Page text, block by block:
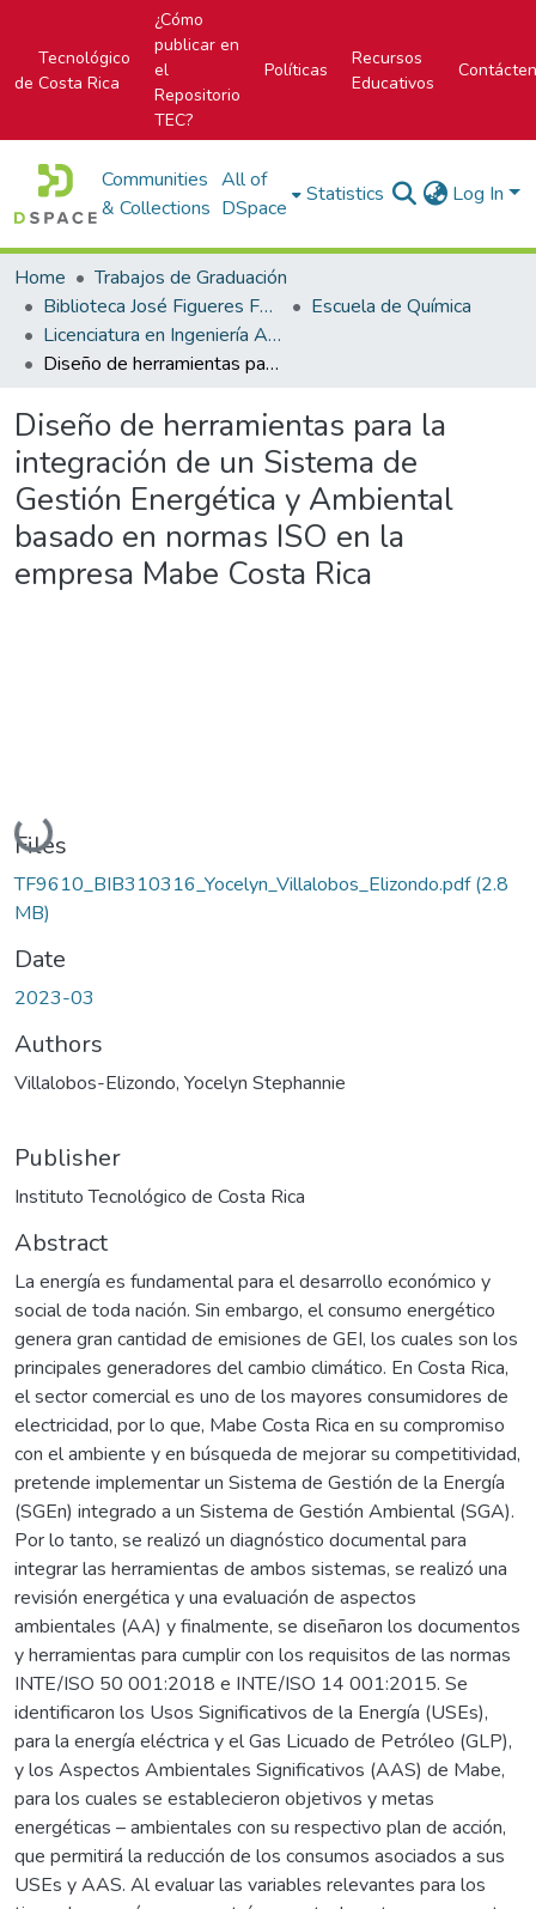
Tecnológico
de Costa Rica
¿Cómo
publicar en
el
Repositorio
TEC?
Políticas
Recursos
Educativos
Communities
& Collections
All of
DSpace
Statistics Log In
Home
Trabajos de Graduación
Biblioteca José Figueres Ferrer
Escuela de Química
Licenciatura en Ingeniería Ambiental
Diseño de herramientas para la integración de un Sistema de Gestión Energética y Ambiental basado en normas ISO en la empresa Mabe Costa Rica
Diseño de herramientas para la
integración de un Sistema de
Gestión Energética y Ambiental
basado en normas ISO en la
empresa Mabe Costa Rica
Loading...
Files
TF9610_BIB310316_Yocelyn_Villalobos_Elizondo.pdf(2.8
MB)
Date
2023-03
Authors
Villalobos-Elizondo, Yocelyn Stephannie
Publisher
Instituto Tecnológico de Costa Rica
Abstract
La energía es fundamental para el desarrollo económico y
social de toda nación. Sin embargo, el consumo energético
genera gran cantidad de emisiones de GEI, los cuales son los
principales generadores del cambio climático. En Costa Rica,
el sector comercial es uno de los mayores consumidores de
electricidad, por lo que, Mabe Costa Rica en su compromiso
con el ambiente y en búsqueda de mejorar su competitividad,
pretende implementar un Sistema de Gestión de la Energía
(SGEn) integrado a un Sistema de Gestión Ambiental (SGA).
Por lo tanto, se realizó un diagnóstico documental para
integrar las herramientas de ambos sistemas, se realizó una
revisión energética y una evaluación de aspectos
ambientales (AA) y finalmente, se diseñaron los documentos
y herramientas para cumplir con los requisitos de las normas
INTE/ISO 50 001:2018 e INTE/ISO 14 001:2015. Se
identificaron los Usos Significativos de la Energía (USEs),
para la energía eléctrica y el Gas Licuado de Petróleo (GLP),
y los Aspectos Ambientales Significativos (AAS) de Mabe,
para los cuales se establecieron objetivos y metas
energéticas – ambientales con su respectivo plan de acción,
que permitirá la reducción de los consumos asociados a sus
USEs y AAS. Al evaluar las variables relevantes para los